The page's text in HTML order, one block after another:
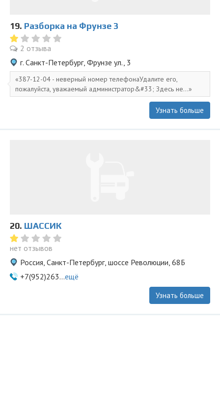
19. Разборка на Фрунзе 3
2 отзыва
г. Санкт-Петербург, Фрунзе ул., 3
387-12-04 - неверный номер телефонаУдалите его,
пожалуйста, уважаемый администратор&#33; Здесь не...
Узнать больше
20. ШАССИК
нет отзывов
Россия, Санкт-Петербург, шоссе Революции, 68Б
+7(952)263...ещё
Узнать больше